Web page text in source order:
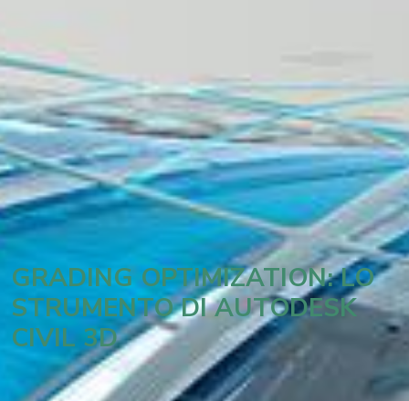
GRADING OPTIMIZATION: LO
STRUMENTO DI AUTODESK
CIVIL 3D